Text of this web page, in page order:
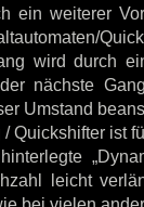
ein weiterer
wird durch
nächste
Umstand
Quickshifter ist
leicht